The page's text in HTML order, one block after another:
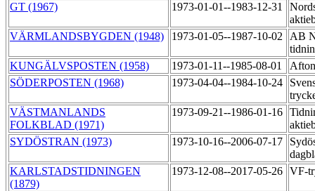
GT (1967)
1973-01-01--1983-12-31
VÄRMLANDSBYGDEN (1948)
1973-01-05--1987-10-02
AB
KUNGÄLVSPOSTEN (1958)
1973-01-11--1985-08-01
SÖDERPOSTEN (1968)
1973-04-04--1984-10-24
VÄSTMANLANDS
FOLKBLAD (1971)
1973-09-21--1986-01-16
SYDÖSTRAN (1973)
1973-10-16--2006-07-17
KARLSTADSTIDNINGEN
(1879)
1973-12-08--2017-05-26 VF-